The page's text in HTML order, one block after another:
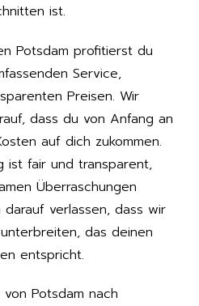
ist.
Potsdam profitierst du
Service,
Preisen. Wir
dass du von Anfang an
auf dich zukommen.
ist fair und transparent,
Überraschungen
verlassen, dass wir
das deinen
entspricht.
Potsdam nach